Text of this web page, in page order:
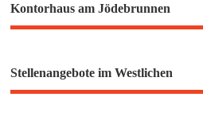
Kontorhaus am Jödebrunnen
Stellenangebote im Westlichen